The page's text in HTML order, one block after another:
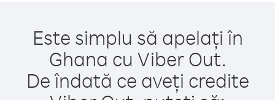
Este simplu să apelați în
Ghana cu Viber Out.
De îndată ce aveți credite